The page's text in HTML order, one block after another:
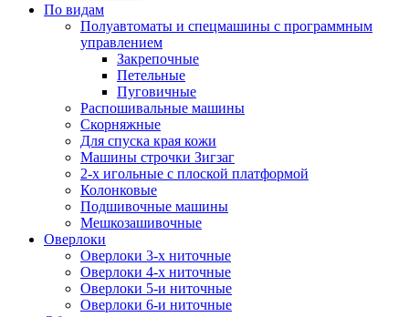
По видам
Полуавтоматы и спецмашины с программным
управлением
Закрепочные
Петельные
Пуговичные
Распошивальные машины
Скорняжные
Для спуска края кожи
Машины строчки Зигзаг
2-х игольные с плоской платформой
Колонковые
Подшивочные машины
Мешкозашивочные
Оверлоки
Оверлоки 3-х ниточные
Оверлоки 4-х ниточные
Оверлоки 5-и ниточные
Оверлоки 6-и ниточные